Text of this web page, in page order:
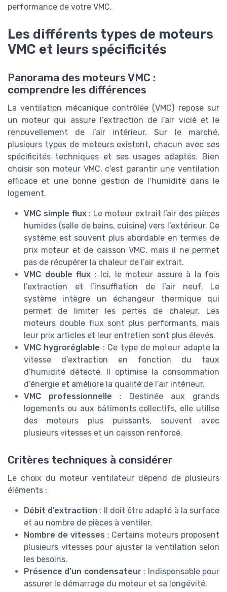
performance de votre VMC.
Les différents types de moteurs
VMC et leurs spécificités
Panorama des moteurs VMC :
comprendre les différences
La ventilation mécanique contrôlée (VMC) repose sur
un moteur qui assure l’extraction de l’air vicié et le
renouvellement de l’air intérieur. Sur le marché,
plusieurs types de moteurs existent, chacun avec ses
spécificités techniques et ses usages adaptés. Bien
choisir son moteur VMC, c’est garantir une ventilation
efficace et une bonne gestion de l’humidité dans le
logement.
VMC simple flux: Le moteur extrait l’air des pièces
humides (salle de bains, cuisine) vers l’extérieur. Ce
système est souvent plus abordable en termes de
prix moteur et de caisson VMC, mais il ne permet
pas de récupérer la chaleur de l’air extrait.
VMC double flux : Ici, le moteur assure à la fois
l’extraction et l’insufflation de l’air neuf. Le
système intègre un échangeur thermique qui
permet de limiter les pertes de chaleur. Les
moteurs double flux sont plus performants, mais
leur prix articles et leur entretien sont plus élevés.
VMC hygroréglable : Ce type de moteur adapte la
vitesse d’extraction en fonction du taux
d’humidité détecté. Il optimise la consommation
d’énergie et améliore la qualité de l’air intérieur.
VMC professionnelle : Destinée aux grands
logements ou aux bâtiments collectifs, elle utilise
des moteurs plus puissants, souvent avec
plusieurs vitesses et un caisson renforcé.
Critères techniques à considérer
Le choix du moteur ventilateur dépend de plusieurs
éléments :
Débit d’extraction : Il doit être adapté à la surface
et au nombre de pièces à ventiler.
Nombre de vitesses : Certains moteurs proposent
plusieurs vitesses pour ajuster la ventilation selon
les besoins.
Présence d’un condensateur: Indispensable pour
assurer le démarrage du moteur et sa longévité.